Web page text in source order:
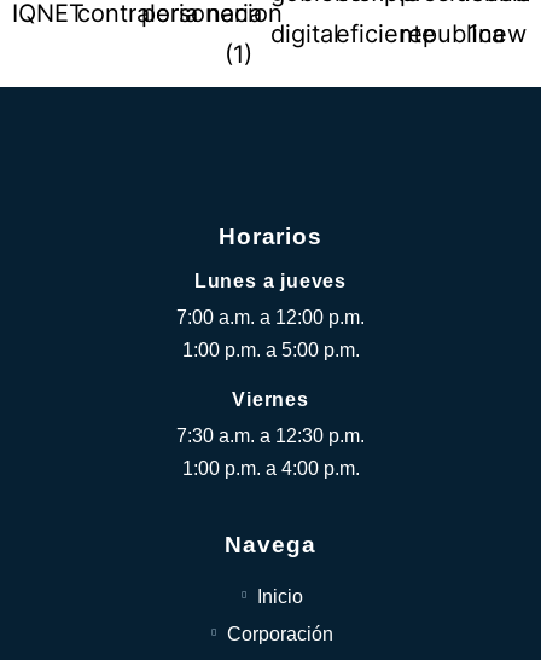
Horarios
Lunes a jueves
7:00 a.m. a 12:00 p.m.
1:00 p.m. a 5:00 p.m.
Viernes
7:30 a.m. a 12:30 p.m.
1:00 p.m. a 4:00 p.m.
Navega
Inicio
Corporación